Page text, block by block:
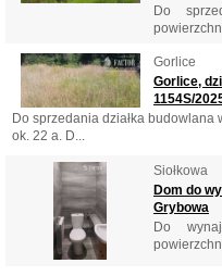
Do
Gorlice
Gorlice,
1154S/
Do sprzedania działka
ok. 22 a. D...
Siołkowa
Dom do
Grybowa
Do